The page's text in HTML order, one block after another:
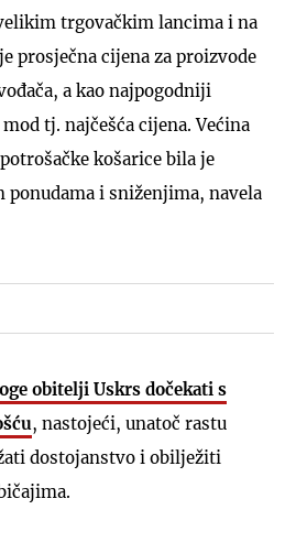
trgovačkim lancima i na
prosječna cijena za proizvode
a kao najpogodniji
tj. najčešća cijena. Većina
košarice bila je
ponudama i sniženjima, navela
obitelji Uskrs dočekati s
, nastojeći, unatoč rastu
dostojanstvo i obilježiti